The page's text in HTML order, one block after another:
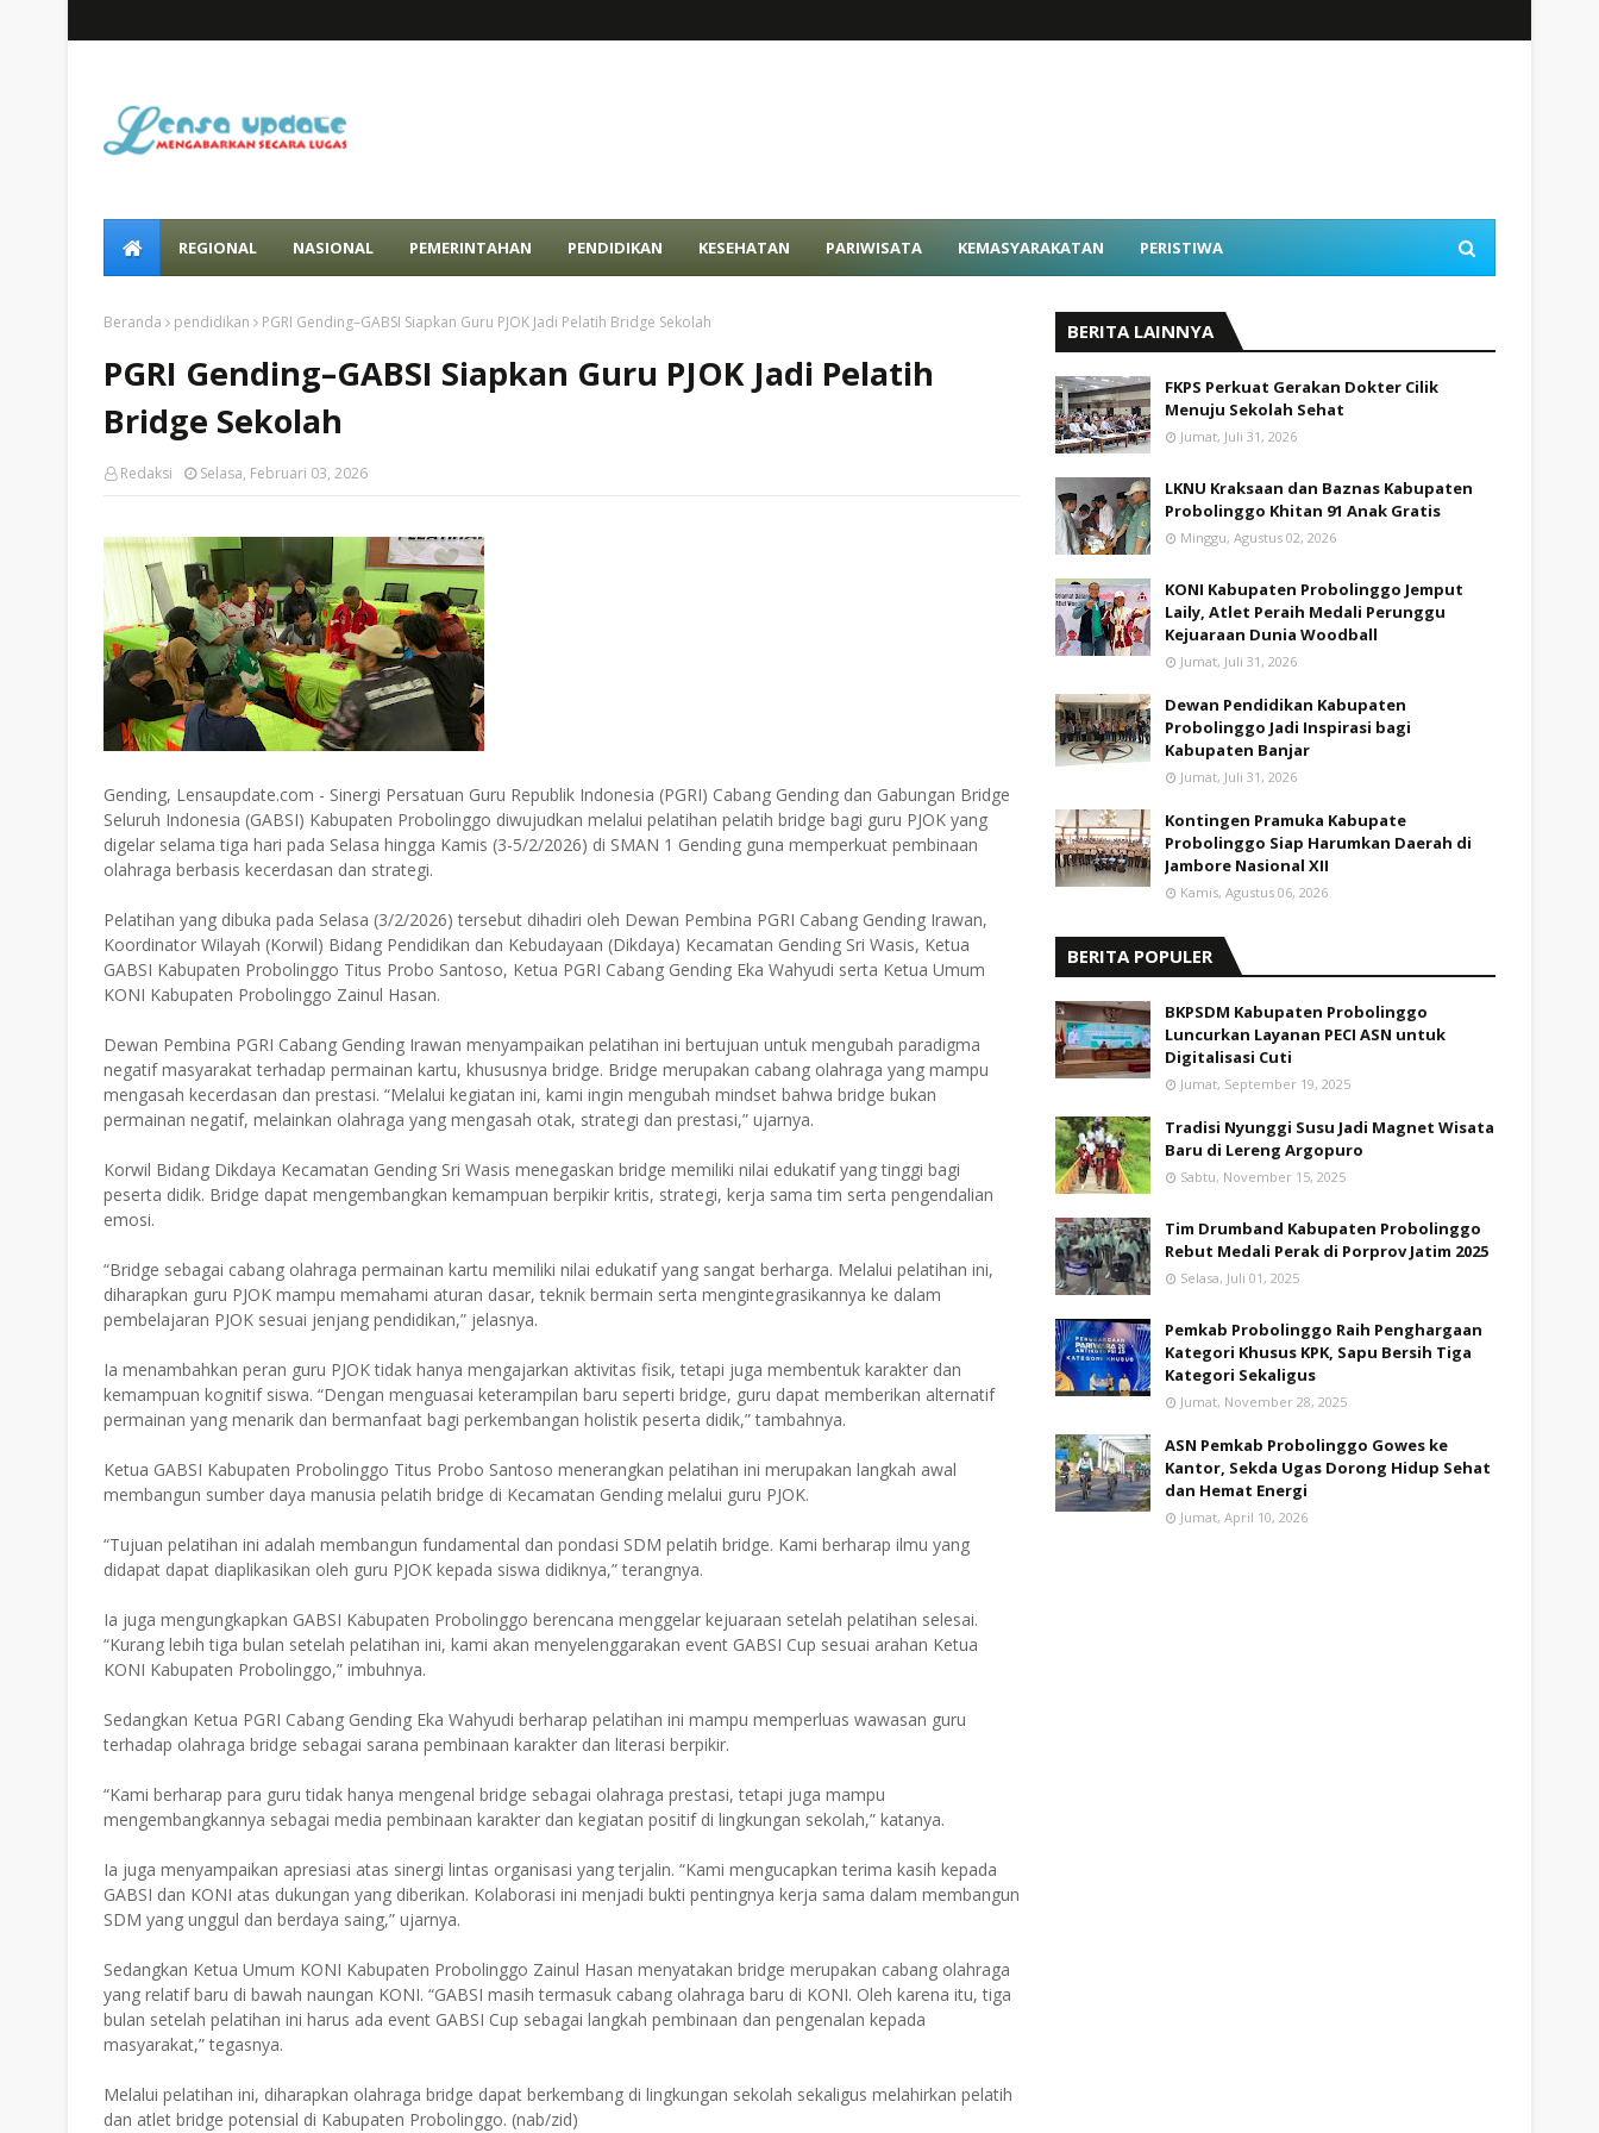
REGIONAL NASIONAL PEMERINTAHAN PENDIDIKAN KESEHATAN PARIWISATA KEMASYARAKATAN PERISTIWA
Beranda pendidikan PGRI Gending–GABSI Siapkan Guru PJOK Jadi Pelatih Bridge Sekolah
PGRI Gending–GABSI Siapkan Guru PJOK Jadi Pelatih
Bridge Sekolah
Redaksi Selasa, Februari 03, 2026
Gending, Lensaupdate.com - Sinergi Persatuan Guru Republik Indonesia (PGRI) Cabang Gending dan Gabungan Bridge
Seluruh Indonesia (GABSI) Kabupaten Probolinggo diwujudkan melalui pelatihan pelatih bridge bagi guru PJOK yang
digelar selama tiga hari pada Selasa hingga Kamis (3-5/2/2026) di SMAN 1 Gending guna memperkuat pembinaan
olahraga berbasis kecerdasan dan strategi.
Pelatihan yang dibuka pada Selasa (3/2/2026) tersebut dihadiri oleh Dewan Pembina PGRI Cabang Gending Irawan,
Koordinator Wilayah (Korwil) Bidang Pendidikan dan Kebudayaan (Dikdaya) Kecamatan Gending Sri Wasis, Ketua
GABSI Kabupaten Probolinggo Titus Probo Santoso, Ketua PGRI Cabang Gending Eka Wahyudi serta Ketua Umum
KONI Kabupaten Probolinggo Zainul Hasan.
Dewan Pembina PGRI Cabang Gending Irawan menyampaikan pelatihan ini bertujuan untuk mengubah paradigma
negatif masyarakat terhadap permainan kartu, khususnya bridge. Bridge merupakan cabang olahraga yang mampu
mengasah kecerdasan dan prestasi. “Melalui kegiatan ini, kami ingin mengubah mindset bahwa bridge bukan
permainan negatif, melainkan olahraga yang mengasah otak, strategi dan prestasi,” ujarnya.
Korwil Bidang Dikdaya Kecamatan Gending Sri Wasis menegaskan bridge memiliki nilai edukatif yang tinggi bagi
peserta didik. Bridge dapat mengembangkan kemampuan berpikir kritis, strategi, kerja sama tim serta pengendalian
emosi.
“Bridge sebagai cabang olahraga permainan kartu memiliki nilai edukatif yang sangat berharga. Melalui pelatihan ini,
diharapkan guru PJOK mampu memahami aturan dasar, teknik bermain serta mengintegrasikannya ke dalam
pembelajaran PJOK sesuai jenjang pendidikan,” jelasnya.
Ia menambahkan peran guru PJOK tidak hanya mengajarkan aktivitas fisik, tetapi juga membentuk karakter dan
kemampuan kognitif siswa. “Dengan menguasai keterampilan baru seperti bridge, guru dapat memberikan alternatif
permainan yang menarik dan bermanfaat bagi perkembangan holistik peserta didik,” tambahnya.
Ketua GABSI Kabupaten Probolinggo Titus Probo Santoso menerangkan pelatihan ini merupakan langkah awal
membangun sumber daya manusia pelatih bridge di Kecamatan Gending melalui guru PJOK.
“Tujuan pelatihan ini adalah membangun fundamental dan pondasi SDM pelatih bridge. Kami berharap ilmu yang
didapat dapat diaplikasikan oleh guru PJOK kepada siswa didiknya,” terangnya.
Ia juga mengungkapkan GABSI Kabupaten Probolinggo berencana menggelar kejuaraan setelah pelatihan selesai.
“Kurang lebih tiga bulan setelah pelatihan ini, kami akan menyelenggarakan event GABSI Cup sesuai arahan Ketua
KONI Kabupaten Probolinggo,” imbuhnya.
Sedangkan Ketua PGRI Cabang Gending Eka Wahyudi berharap pelatihan ini mampu memperluas wawasan guru
terhadap olahraga bridge sebagai sarana pembinaan karakter dan literasi berpikir.
“Kami berharap para guru tidak hanya mengenal bridge sebagai olahraga prestasi, tetapi juga mampu
mengembangkannya sebagai media pembinaan karakter dan kegiatan positif di lingkungan sekolah,” katanya.
Ia juga menyampaikan apresiasi atas sinergi lintas organisasi yang terjalin. “Kami mengucapkan terima kasih kepada
GABSI dan KONI atas dukungan yang diberikan. Kolaborasi ini menjadi bukti pentingnya kerja sama dalam membangun
SDM yang unggul dan berdaya saing,” ujarnya.
Sedangkan Ketua Umum KONI Kabupaten Probolinggo Zainul Hasan menyatakan bridge merupakan cabang olahraga
yang relatif baru di bawah naungan KONI. “GABSI masih termasuk cabang olahraga baru di KONI. Oleh karena itu, tiga
bulan setelah pelatihan ini harus ada event GABSI Cup sebagai langkah pembinaan dan pengenalan kepada
masyarakat,” tegasnya.
Melalui pelatihan ini, diharapkan olahraga bridge dapat berkembang di lingkungan sekolah sekaligus melahirkan pelatih
dan atlet bridge potensial di Kabupaten Probolinggo. (nab/zid)
BERITA LAINNYA
FKPS Perkuat Gerakan Dokter Cilik
Menuju Sekolah Sehat
Jumat, Juli 31, 2026
LKNU Kraksaan dan Baznas Kabupaten
Probolinggo Khitan 91 Anak Gratis
Minggu, Agustus 02, 2026
KONI Kabupaten Probolinggo Jemput
Laily, Atlet Peraih Medali Perunggu
Kejuaraan Dunia Woodball
Jumat, Juli 31, 2026
Dewan Pendidikan Kabupaten
Probolinggo Jadi Inspirasi bagi
Kabupaten Banjar
Jumat, Juli 31, 2026
Kontingen Pramuka Kabupate
Probolinggo Siap Harumkan Daerah di
Jambore Nasional XII
Kamis, Agustus 06, 2026
BERITA POPULER
BKPSDM Kabupaten Probolinggo
Luncurkan Layanan PECI ASN untuk
Digitalisasi Cuti
Jumat, September 19, 2025
Tradisi Nyunggi Susu Jadi Magnet Wisata
Baru di Lereng Argopuro
Sabtu, November 15, 2025
Tim Drumband Kabupaten Probolinggo
Rebut Medali Perak di Porprov Jatim 2025
Selasa, Juli 01, 2025
Pemkab Probolinggo Raih Penghargaan
Kategori Khusus KPK, Sapu Bersih Tiga
Kategori Sekaligus
Jumat, November 28, 2025
ASN Pemkab Probolinggo Gowes ke
Kantor, Sekda Ugas Dorong Hidup Sehat
dan Hemat Energi
Jumat, April 10, 2026